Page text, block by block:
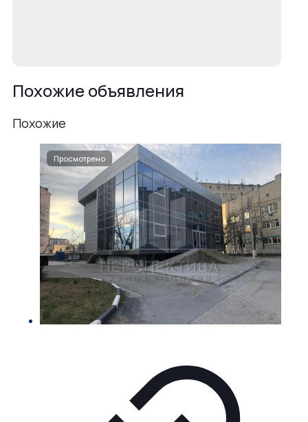
Похожие объявления
Похожие